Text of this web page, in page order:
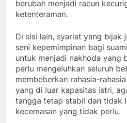
berubah menjadi racun
ketenteraman.
Di sisi lain, syariat yang bijak
seni kepemimpinan bagi
untuk menjadi nakhoda yang
perlu mengeluhkan seluruh
membeberkan rahasia-
yang di luar kapasitas istri,
tangga tetap stabil dan tidak
kecemasan yang tidak perlu.